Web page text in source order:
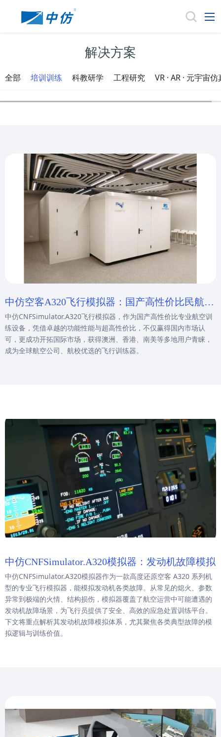
解决方案
全部 培训训练 科教研学 工程研究 VR · AR · 元宇宙仿
中仿空客A320飞行模拟器：国产高性价比民航飞
行员改装复训优选方案
中仿CNFSimulator.A320飞行模拟器，作为国产高性价比专业航空训
练设备，凭借卓越的功能性能与超高性价比，不仅赢得国内市场认
可，更成功开拓国际市场，获得澳洲、香港、南美等多地用户青睐，
成为全球航空公司、航校优选的飞行训练器。
中仿CNFSimulator.A320模拟器：发动机故障模拟
中仿CNFSimulator.A320模拟器作为一款高度还原空客 A320 系列机
型的专业飞行模拟器，能模拟发动机各类故障。从常见的熄火、参数
异常到极端的火情、结构损伤，模拟器覆盖了航空运营中可能遭遇的
发动机故障场景，为飞行员提供了安全、高效的应急处置训练平台。
下文将重点解析其发动机故障模拟体系，尤其聚焦各类典型故障的模
拟逻辑与训练价值。